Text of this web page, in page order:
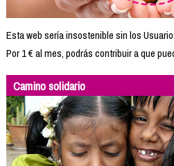
Esta web sería insostenible sin los
Por 1 € al mes, podrás contribuir a que
Camino solidario